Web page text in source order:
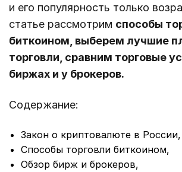
и его популярность только
статье рассмотрим способы
биткоином, выберем лучшие
торговли, сравним торговые
биржах и у брокеров.
Содержание:
Закон о криптовалюте в России,
Способы торговли биткоином,
Обзор бирж и брокеров,